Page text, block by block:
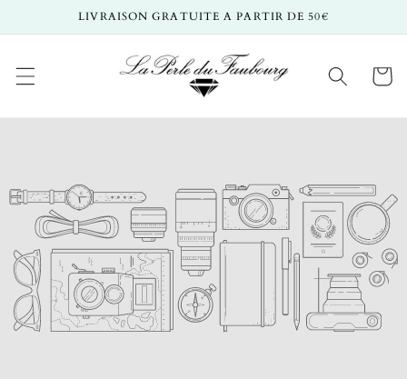
passer
au
LIVRAISON GRATUITE A PARTIR DE 50€
Panier